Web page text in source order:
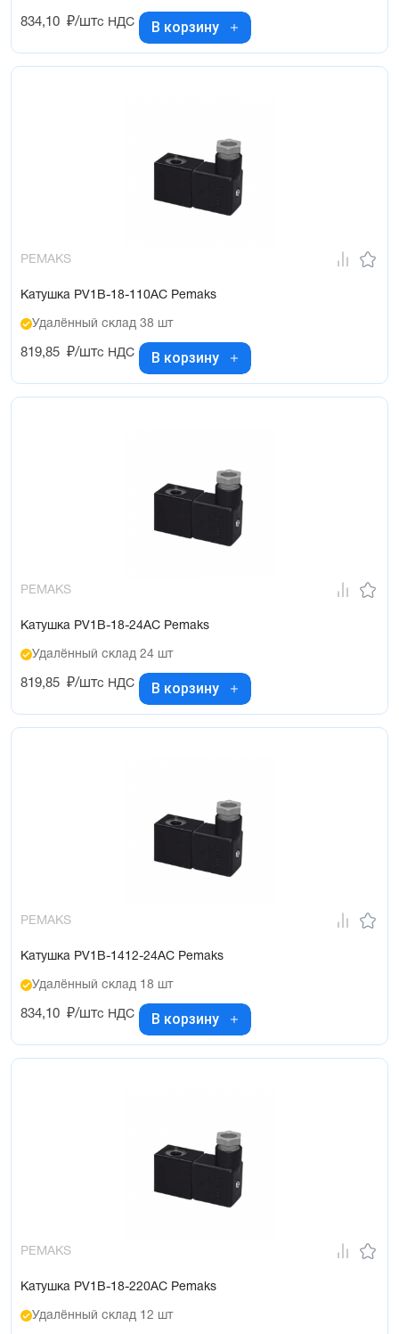
834,10 ₽/штс НДС В корзину
PEMAKS
Катушка PV1B-18-110AC Pemaks
Удалённый склад 38 шт
819,85 ₽/штс НДС В корзину
PEMAKS
Катушка PV1B-18-24AC Pemaks
Удалённый склад 24 шт
819,85 ₽/штс НДС В корзину
PEMAKS
Катушка PV1B-1412-24AC Pemaks
Удалённый склад 18 шт
834,10 ₽/штс НДС В корзину
PEMAKS
Катушка PV1B-18-220AC Pemaks
Удалённый склад 12 шт